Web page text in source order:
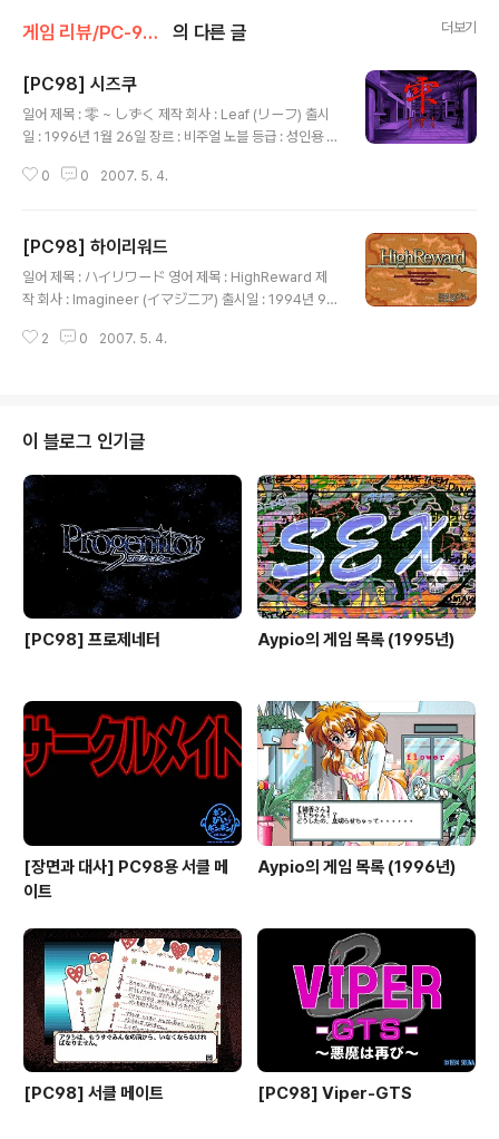
게임 리뷰/PC-98x1 의 다른 글 더보기
[PC98] 시즈쿠
일어 제목 : 零 ~ しずく 제작 회사 : Leaf (リーフ) 출시
일 : 1996년 1월 26일 장르 : 비주얼 노블 등급 : 성인용 게
) 획일적인 학교생활에 회의를 느낀 주인공은 이런 일상에
거림과 함께 발작을 일으키면서 자해하는 사건이 발생하고
맙니다. 며칠 후, 주인공은 현대 국어 교사이자 숙부인 나가
세 선생으로부터 카나코에 대한 조사(카나코의 몸에서 자
견된 섹스에 미친듯한 문구)에 대해 듣게 되고, 최근 학교
0 0 2007. 5. 4.
[PC98] 하이리워드
일어 제목 : ハイリワード 영어 제목 : HighReward 제
작 회사 : Imagineer (イマジニア) 출시일 : 1994년 9월
군에서 활동하고 있던 모드 듀란드는 부친 사망 후 상속세
함께 천만 골드라는 부채를 갚기 위해 여러 나라로 떠나게
되는데... ( 듀란드가 민사 의뢰를 선택하는 장면 ) 용병이
되어 천만 골드의 빚을 갚는다는 이야기의 이 작품은 물건
배달 등의 민사 의뢰와 성벽 강화와 성 점령 등의 군사 의
뢰, 각지의 특산물 교역, 술집의 공연 등을 ..
2 0 2007. 5. 4.
이 블로그 인기글
[PC98] 프로제네터 Aypio의 게임 목록 (1995년)
[장면과 대사] PC98용 서클 메
이트
Aypio의 게임 목록 (1996년)
[PC98] 서클 메이트 [PC98] Viper-GTS